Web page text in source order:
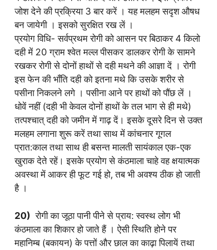
जोश देने की प्रक्रिया 3 बार करें । यह मलहम सदृश औषध
बन जायेगी । इसको सुरक्षित रख लें ।
प्रयोग विधि- सर्वप्रथम रोगी को आसन पर बिठाकर 4 किलो
दही में 20 ग्राम श्वेत मल्ल पीसकर डालकर रोगी के सामने
रखकर रोगी से दोनों हाथों से दही मथने की आज्ञा दें । रोगी
इस फेन की भाँति दही को इतना मथे कि उसके शरीर से
पसीना निकलने लगे । पसीना आने पर हाथों को पौंछ लें ।
धोवें नहीं (दही भी केवल दोनों हाथों के तल भाग से ही मथे)
तत्पश्चात् दही को जमीन में गाढ़ दें। इसके दूसरे दिन से उक्त
मलहम लगाना शुरू करें तथा साथ में कांचनार गूगल
प्रात:काल तथा साथ ही बसन्त मालती सायंकाल एक-एक
खुराक देते रहें। इसके प्रयोग से कंठमाला चाहे वह क्षयात्मक
अवस्था में आकर ही फूट गई हो, तब भी अवश्य ठीक हो जाती
है ।
20) रोगी का जूठा पानी पीने से प्राय: स्वस्थ लोग भी
कंठमाला का शिकार हो जाते हैं । ऐसी स्थिति होने पर
महानिम्ब (बकायन) के पत्तों और छाल का काढ़ा पिलायें तथा